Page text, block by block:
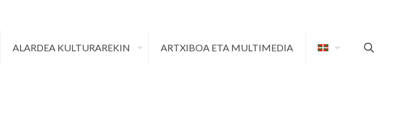
ALARDEA KULTURAREKIN ARTXIBOA ETA MULTIMEDIA